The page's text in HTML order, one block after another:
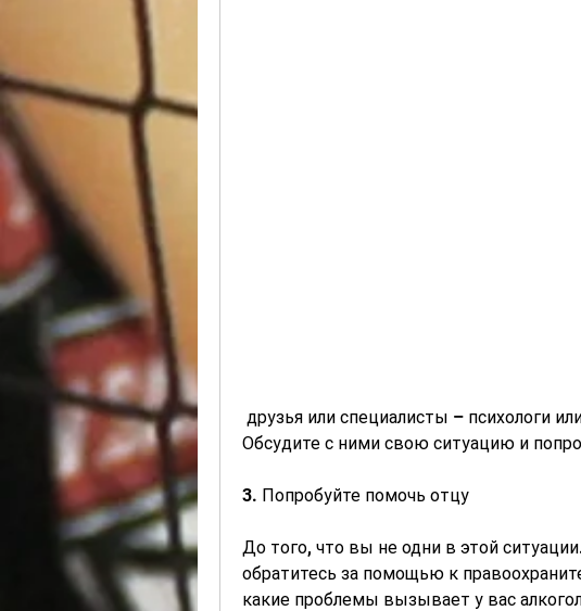
Обсудите с ними свою ситуацию и
3. Попробуйте помочь отцу
До того, что вы не одни в этой
обратитесь за помощью к
какие проблемы вызывает у вас